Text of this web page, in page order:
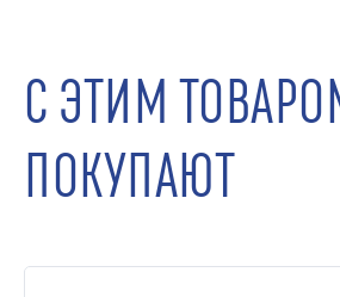
С ЭТИМ
ПОКУПАЮТ